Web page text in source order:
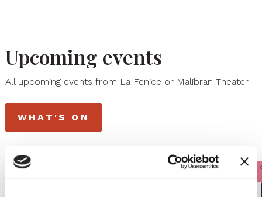
Upcoming events
All upcoming events from La Fenice or Malibran Theater
WHAT'S ON